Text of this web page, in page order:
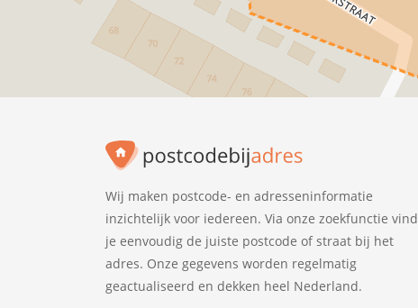
Wij maken postcode- en adresseninformatie
inzichtelijk voor iedereen. Via onze zoekfunctie vind
je eenvoudig de juiste postcode of straat bij het
adres. Onze gegevens worden regelmatig
geactualiseerd en dekken heel Nederland.